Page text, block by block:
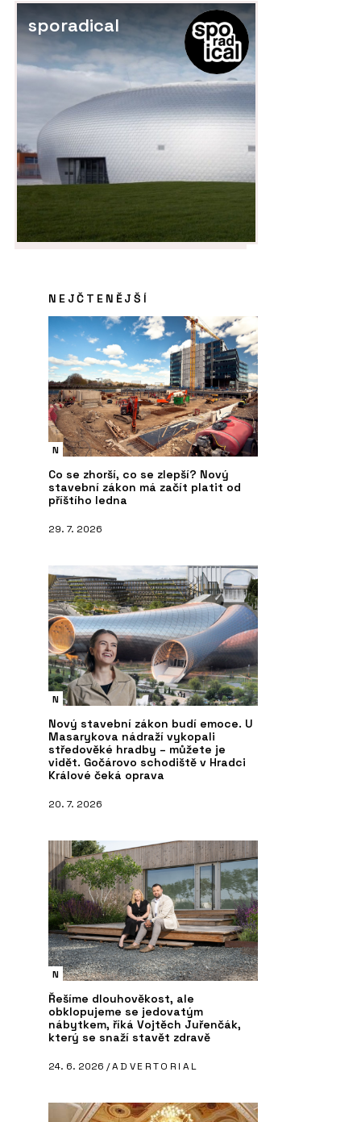
sporadical
NEJČTENĚJŠÍ
N
Co se zhorší, co se zlepší? Nový
stavební zákon má začít platit od
příštího ledna
29. 7. 2026
N
Nový stavební zákon budí emoce. U
Masarykova nádraží vykopali
středověké hradby – můžete je
vidět. Gočárovo schodiště v Hradci
Králové čeká oprava
20. 7. 2026
N
Řešíme dlouhověkost, ale
obklopujeme se jedovatým
nábytkem, říká Vojtěch Juřenčák,
který se snaží stavět zdravě
24. 6. 2026 /ADVERTORIAL